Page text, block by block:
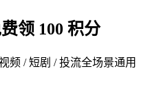
领 100 积分
频 / 短剧 / 投流全场景通用